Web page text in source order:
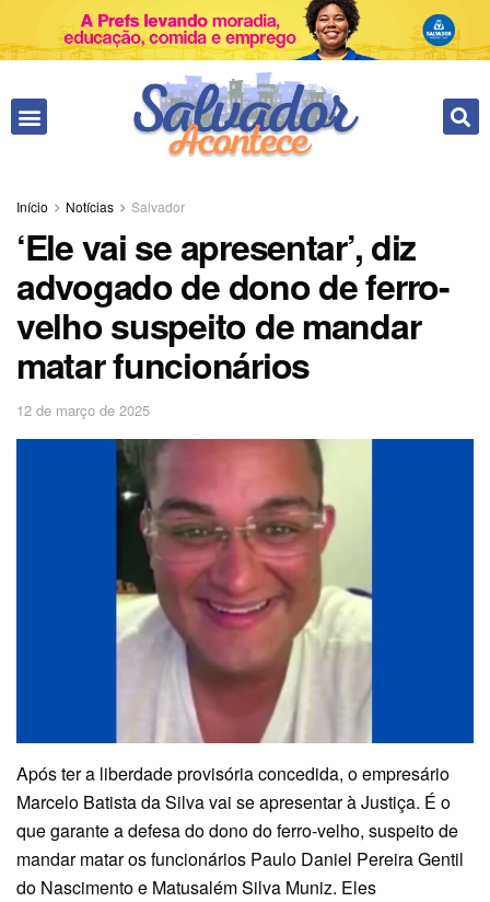
Início Notícias Salvador
‘Ele vai se apresentar’, diz
advogado de dono de ferro-
velho suspeito de mandar
matar funcionários
12 de março de 2025
Após ter a liberdade provisória concedida, o empresário
Marcelo Batista da Silva vai se apresentar à Justiça. É o
que garante a defesa do dono do ferro-velho, suspeito de
mandar matar os funcionários Paulo Daniel Pereira Gentil
do Nascimento e Matusalém Silva Muniz. Eles